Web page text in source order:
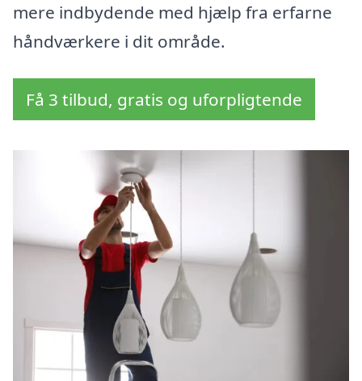
mere indbydende med hjælp fra erfarne
håndværkere i dit område.
Få 3 tilbud, gratis og uforpligtende